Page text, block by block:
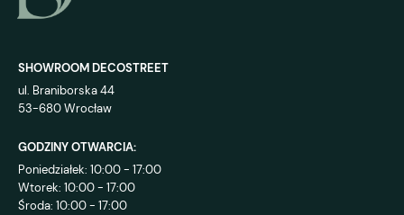
SHOWROOM DECOSTREET
ul. Braniborska 44
53-680 Wrocław
GODZINY OTWARCIA:
Poniedziałek: 10:00 - 17:00
Wtorek: 10:00 - 17:00
Środa: 10:00 - 17:00